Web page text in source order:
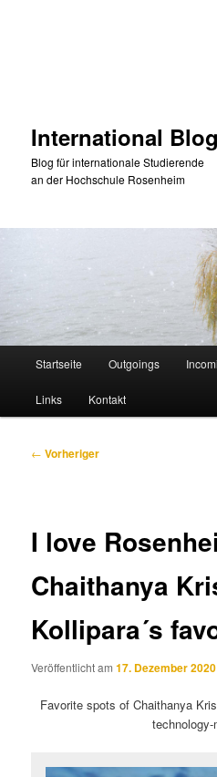
International Blog
Blog für internationale Studierende
an der Hochschule Rosenheim
Startseite Outgoings
Links Kontakt
Beitragsnavigation
← Vorheriger
I love
Chaithanya
Kollipara´s
Veröffentlicht am17. Dezember 2020
Favorite spots of Chaithanya
technology-